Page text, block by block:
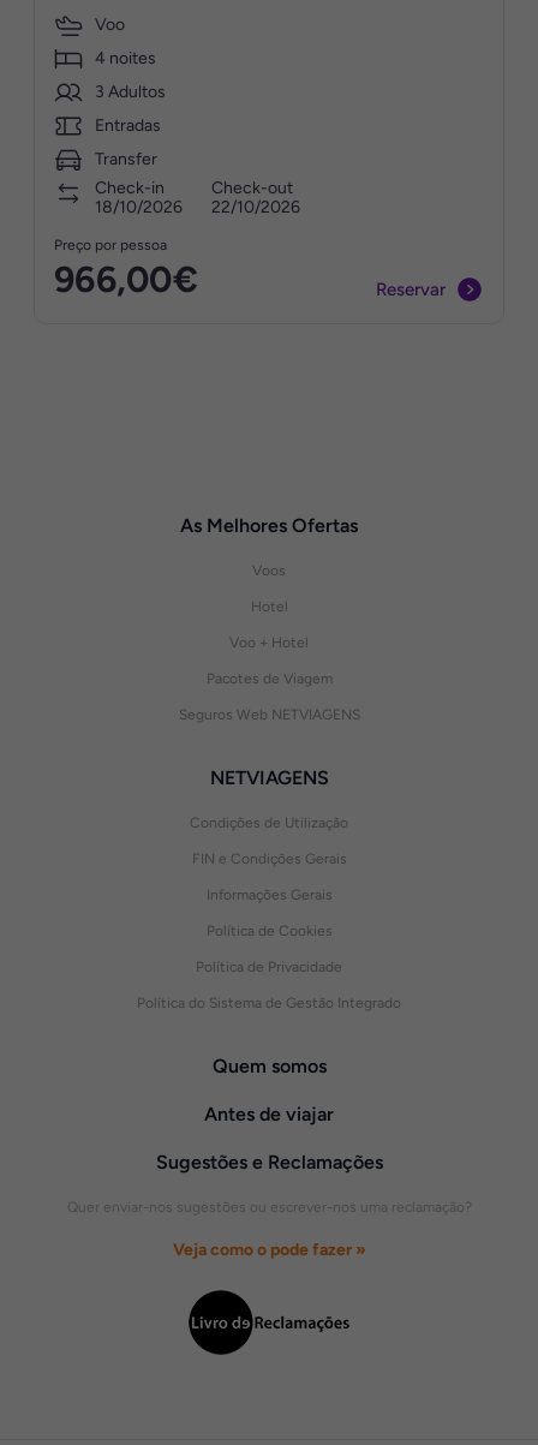
Voo
4 noites
3 Adultos
Entradas
Transfer
Check-in
18/10/2026
Check-out
22/10/2026
Preço por pessoa
966,00€ Reservar
As Melhores Ofertas
Voos
Hotel
Voo + Hotel
Pacotes de Viagem
Seguros Web NETVIAGENS
NETVIAGENS
Condições de Utilização
FIN e Condições Gerais
Informações Gerais
Política de Cookies
Política de Privacidade
Política do Sistema de Gestão Integrado
Quem somos
Antes de viajar
Sugestões e Reclamações
Quer enviar-nos sugestões ou escrever-nos uma reclamação?
Veja como o pode fazer »